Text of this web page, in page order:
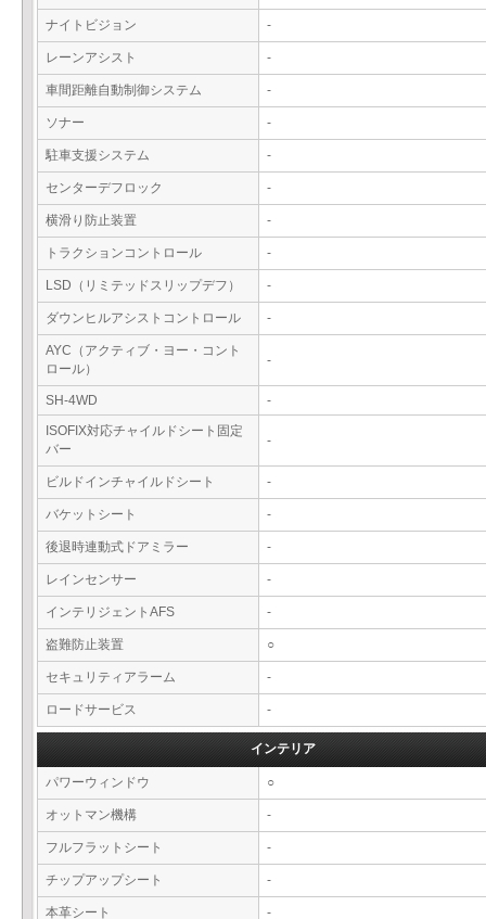
ナイトビジョン -
レーンアシスト -
車間距離自動制御システム -
ソナー -
駐車支援システム -
センターデフロック -
横滑り防止装置 -
トラクションコントロール -
LSD（リミテッドスリップデフ） -
ダウンヒルアシストコントロール -
AYC（アクティブ・ヨー・コント
ロール）
-
SH-4WD
-
ISOFIX対応チャイルドシート固定
バー
-
ビルドインチャイルドシート -
バケットシート -
後退時連動式ドアミラー -
レインセンサー -
インテリジェントAFS -
盗難防止装置 ○
セキュリティアラーム -
ロードサービス -
インテリア
パワーウィンドウ ○
オットマン機構 -
フルフラットシート -
チップアップシート -
本革シート -